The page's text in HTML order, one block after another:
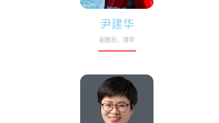
尹建华
副教授，博导